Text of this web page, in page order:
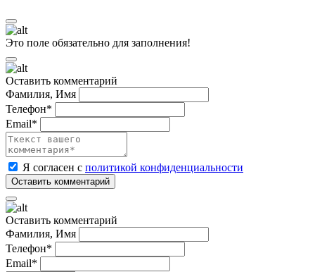
Это поле обязательно для заполнения!
Оставить комментарий
Фамилия, Имя
Телефон*
Email*
Я согласен с политикой конфиденциальности
Оставить комментарий
Фамилия, Имя
Телефон*
Email*